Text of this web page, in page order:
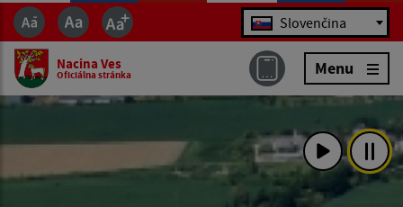
Jazyk Slovenčina
Nacina Ves
Oficiálna stránka Menu